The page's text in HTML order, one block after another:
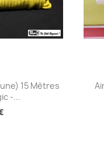
15 Mètres
-...